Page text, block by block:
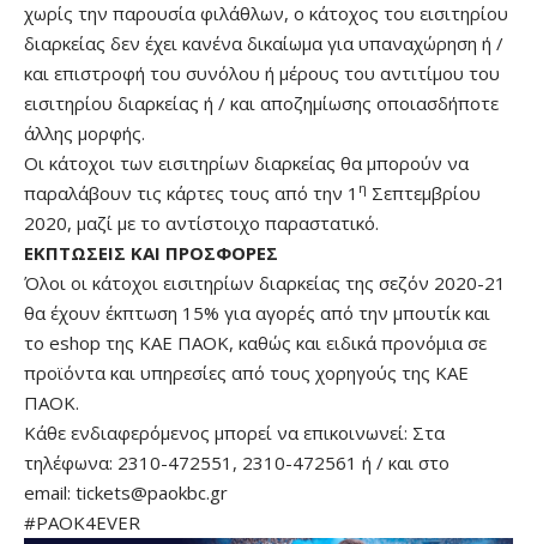
χωρίς την παρουσία φιλάθλων, ο κάτοχος του εισιτηρίου
διαρκείας δεν έχει κανένα δικαίωμα για υπαναχώρηση ή /
και επιστροφή του συνόλου ή μέρους του αντιτίμου του
εισιτηρίου διαρκείας ή / και αποζημίωσης οποιασδήποτε
άλλης μορφής.
Οι κάτοχοι των εισιτηρίων διαρκείας θα μπορούν να
παραλάβουν τις κάρτες τους από την 1 η Σεπτεμβρίου
2020, μαζί με το αντίστοιχο παραστατικό.
ΕΚΠΤΩΣΕΙΣ ΚΑΙ ΠΡΟΣΦΟΡΕΣ
Όλοι οι κάτοχοι εισιτηρίων διαρκείας της σεζόν 2020-21
θα έχουν έκπτωση 15% για αγορές από την μπουτίκ και
το eshop της ΚΑΕ ΠΑΟΚ, καθώς και ειδικά προνόμια σε
προϊόντα και υπηρεσίες από τους χορηγούς της ΚΑΕ
ΠΑΟΚ.
Κάθε ενδιαφερόμενος μπορεί να επικοινωνεί: Στα
τηλέφωνα: 2310-472551, 2310-472561 ή / και στο
email: tickets@paokbc.gr
#PAOK4EVER